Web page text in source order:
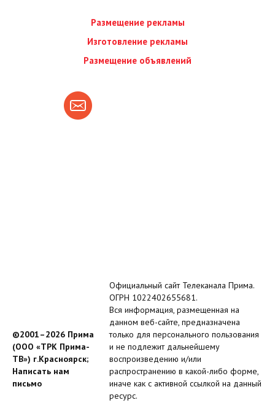
Размещение рекламы
Изготовление рекламы
Размещение объявлений
©2001–2026 Прима
(ООО «ТРК Прима-
ТВ») г.Красноярск;
Написать нам
письмо
Официальный сайт Телеканала Прима.
ОГРН 1022402655681.
Вся информация, размещенная на
данном веб-сайте, предназначена
только для персонального пользования
и не подлежит дальнейшему
воспроизведению и/или
распространению в какой-либо форме,
иначе как с активной ссылкой на данный
ресурс.